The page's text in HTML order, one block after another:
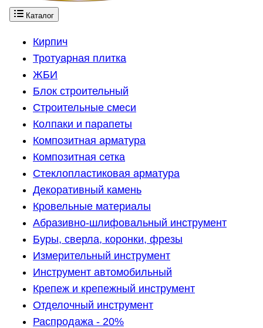
Каталог
Кирпич
Тротуарная плитка
ЖБИ
Блок строительный
Строительные смеси
Колпаки и парапеты
Композитная арматура
Композитная сетка
Стеклопластиковая арматура
Декоративный камень
Кровельные материалы
Абразивно-шлифовальный инструмент
Буры, сверла, коронки, фрезы
Измерительный инструмент
Инструмент автомобильный
Крепеж и крепежный инструмент
Отделочный инструмент
Распродажа - 20%